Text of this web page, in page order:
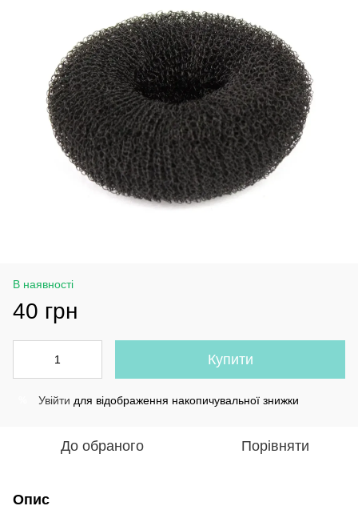
В наявності
40 грн
Купити
Увійти для відображення накопичувальної знижки
До обраного Порівняти
Опис